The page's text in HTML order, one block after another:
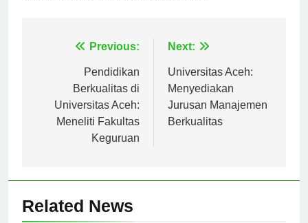
NavigasiPrevious:
Pendidikan
Berkualitas di
Universitas Aceh:
Meneliti Fakultas
Keguruan
Next:
Universitas Aceh:
Menyediakan
Jurusan Manajemen
Berkualitas
Related News